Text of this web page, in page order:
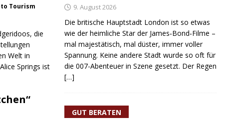
Tourism
die
Welt in
Springs ist
9. August 2026
Die britische Hauptstadt London ist so etwas
wie der heimliche Star der James‑Bond‑Filme –
mal majestätisch, mal düster, immer voller
Spannung. Keine andere Stadt wurde so oft für
die 007-Abenteuer in Szene gesetzt. Der Regen
[…]
GUT BERATEN